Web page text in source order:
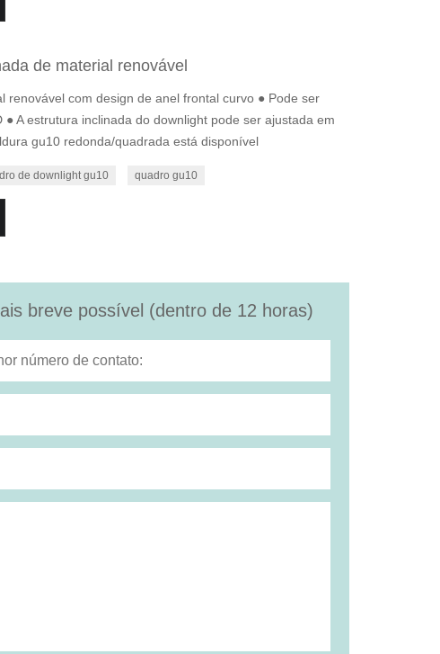
de material renovável
renovável com design de anel frontal curvo ● Pode ser
A estrutura inclinada do downlight pode ser ajustada em
gu10 redonda/quadrada está disponível
de downlight gu10 quadro gu10
breve possível (dentro de 12 horas)